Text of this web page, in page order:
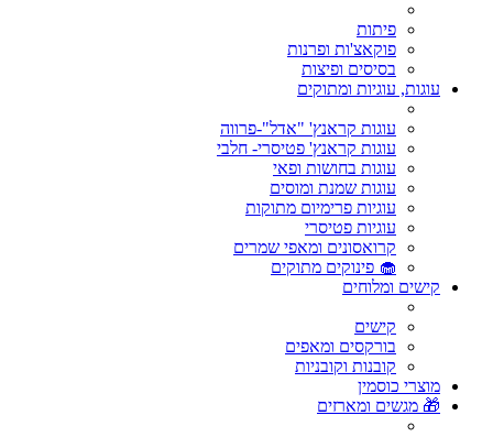
פיתות
פוקאצ'ות ופרנות
בסיסים ופיצות
עוגות, עוגיות ומתוקים
עוגות קראנץ' "אדל"-פרווה
עוגות קראנץ' פטיסרי- חלבי
עוגות בחושות ופאי
עוגות שמנת ומוסים
עוגיות פרימיום מתוקות
עוגיות פטיסרי
קרואסונים ומאפי שמרים
🧁 פינוקים מתוקים
קישים ומלוחים
קישים
בורקסים ומאפים
קובנות וקובניות
מוצרי כוסמין
🎁 מגשים ומארזים